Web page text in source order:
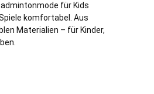
für Kids
komfortabel. Aus
Materialien – für Kinder,